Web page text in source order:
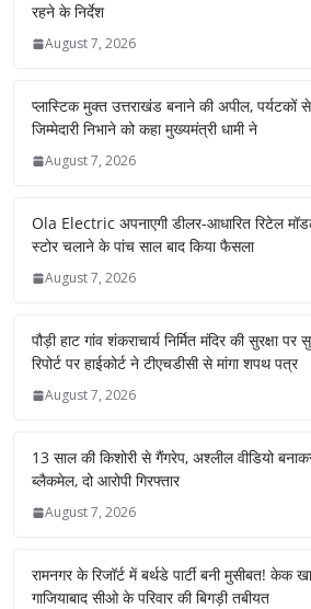
रहने के निर्देश
August 7, 2026
प्लास्टिक मुक्त उत्तराखंड बनाने की अपील, पर्यटकों से
जिम्मेदारी निभाने को कहा मुख्यमंत्री धामी ने
August 7, 2026
Ola Electric अपनाएगी डीलर-आधारित रिटेल
स्टोर चलाने के पांच साल बाद किया फैसला
August 7, 2026
पौड़ी हाट गांव शंकराचार्य निर्मित मंदिर की सुरक्षा पर
रिपोर्ट पर हाईकोर्ट ने टीएचडीसी से मांगा शपथ पत्र
August 7, 2026
13 साल की किशोरी से गैंगरेप, अश्लील वीडियो
ब्लैकमेल, दो आरोपी गिरफ्तार
August 7, 2026
रामनगर के रिजॉर्ट में बर्थडे पार्टी बनी मुसीबत! केक
गाजियाबाद सीओ के परिवार की बिगड़ी तबीयत